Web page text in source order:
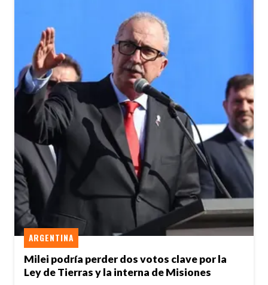
Milei podría perder dos votos clave por la
Ley de Tierras y la interna de Misiones
ARGENTINA